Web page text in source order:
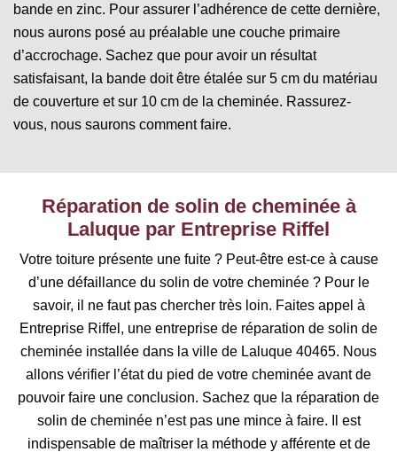
bande en zinc. Pour assurer l’adhérence de cette dernière,
nous aurons posé au préalable une couche primaire
d’accrochage. Sachez que pour avoir un résultat
satisfaisant, la bande doit être étalée sur 5 cm du matériau
de couverture et sur 10 cm de la cheminée. Rassurez-
vous, nous saurons comment faire.
Réparation de solin de cheminée à
Laluque par Entreprise Riffel
Votre toiture présente une fuite ? Peut-être est-ce à cause
d’une défaillance du solin de votre cheminée ? Pour le
savoir, il ne faut pas chercher très loin. Faites appel à
Entreprise Riffel, une entreprise de réparation de solin de
cheminée installée dans la ville de Laluque 40465. Nous
allons vérifier l’état du pied de votre cheminée avant de
pouvoir faire une conclusion. Sachez que la réparation de
solin de cheminée n’est pas une mince à faire. Il est
indispensable de maîtriser la méthode y afférente et de